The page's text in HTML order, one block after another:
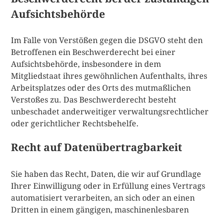
Aufsichtsbehörde
Im Falle von Verstößen gegen die DSGVO steht den
Betroffenen ein Beschwerderecht bei einer
Aufsichtsbehörde, insbesondere in dem
Mitgliedstaat ihres gewöhnlichen Aufenthalts, ihres
Arbeitsplatzes oder des Orts des mutmaßlichen
Verstoßes zu. Das Beschwerderecht besteht
unbeschadet anderweitiger verwaltungsrechtlicher
oder gerichtlicher Rechtsbehelfe.
Recht auf Datenübertragbarkeit
Sie haben das Recht, Daten, die wir auf Grundlage
Ihrer Einwilligung oder in Erfüllung eines Vertrags
automatisiert verarbeiten, an sich oder an einen
Dritten in einem gängigen, maschinenlesbaren